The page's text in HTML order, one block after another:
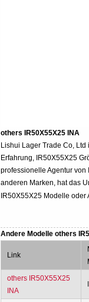
others IR50X55X25 INA
Lishui Lager Trade Co,
Erfahrung, IR50X55X25
professionelle Agentur von
anderen Marken, hat das
IR50X55X25 Modelle
Andere Modelle others
Link
others IR50X55X25
INA